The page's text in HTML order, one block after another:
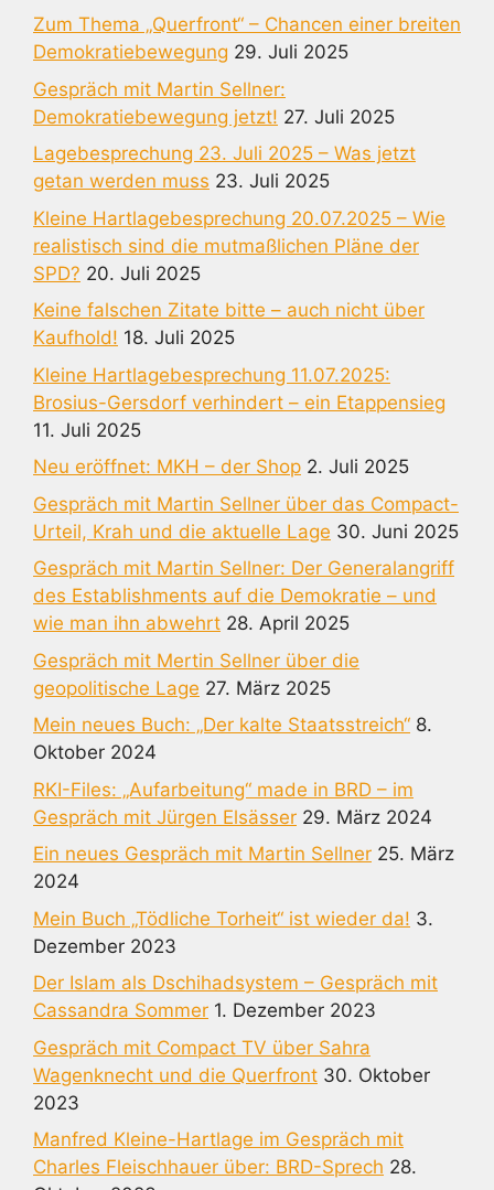
Zum Thema „Querfront“ – Chancen einer breiten
Demokratiebewegung 29. Juli 2025
Gespräch mit Martin Sellner:
Demokratiebewegung jetzt! 27. Juli 2025
Lagebesprechung 23. Juli 2025 – Was jetzt
getan werden muss 23. Juli 2025
Kleine Hartlagebesprechung 20.07.2025 – Wie
realistisch sind die mutmaßlichen Pläne der
SPD? 20. Juli 2025
Keine falschen Zitate bitte – auch nicht über
Kaufhold! 18. Juli 2025
Kleine Hartlagebesprechung 11.07.2025:
Brosius-Gersdorf verhindert – ein Etappensieg
11. Juli 2025
Neu eröffnet: MKH – der Shop 2. Juli 2025
Gespräch mit Martin Sellner über das Compact-
Urteil, Krah und die aktuelle Lage 30. Juni 2025
Gespräch mit Martin Sellner: Der Generalangriff
des Establishments auf die Demokratie – und
wie man ihn abwehrt 28. April 2025
Gespräch mit Mertin Sellner über die
geopolitische Lage 27. März 2025
Mein neues Buch: „Der kalte Staatsstreich“ 8.
Oktober 2024
RKI-Files: „Aufarbeitung“ made in BRD – im
Gespräch mit Jürgen Elsässer 29. März 2024
Ein neues Gespräch mit Martin Sellner 25. März
2024
Mein Buch „Tödliche Torheit“ ist wieder da! 3.
Dezember 2023
Der Islam als Dschihadsystem – Gespräch mit
Cassandra Sommer 1. Dezember 2023
Gespräch mit Compact TV über Sahra
Wagenknecht und die Querfront 30. Oktober
2023
Manfred Kleine-Hartlage im Gespräch mit
Charles Fleischhauer über: BRD-Sprech 28.